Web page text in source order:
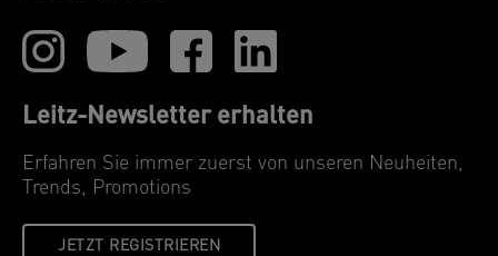
Leitz-Newsletter erhalten
Erfahren Sie immer zuerst von unseren Neuheiten,
Trends, Promotions
JETZT REGISTRIEREN